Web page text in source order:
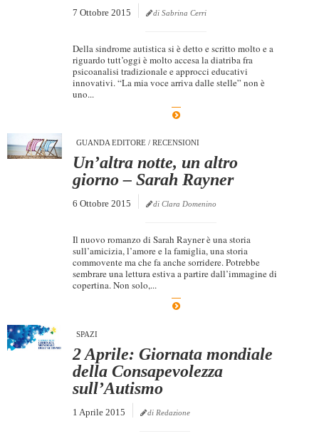
Salone di Torino
7 Ottobre 2015 di Sabrina Cerri
Della sindrome autistica si è detto e scritto molto e a
riguardo tutt’oggi è molto accesa la diatriba fra
psicoanalisi tradizionale e approcci educativi
innovativi. “La mia voce arriva dalle stelle” non è
uno...
GUANDA EDITORE/ RECENSIONI
Un’altra notte, un altro
giorno – Sarah Rayner
6 Ottobre 2015 di Clara Domenino
Il nuovo romanzo di Sarah Rayner è una storia
sull’amicizia, l’amore e la famiglia, una storia
commovente ma che fa anche sorridere. Potrebbe
sembrare una lettura estiva a partire dall’immagine di
copertina. Non solo,...
SPAZI
2 Aprile: Giornata mondiale
della Consapevolezza
sull’Autismo
1 Aprile 2015 di Redazione